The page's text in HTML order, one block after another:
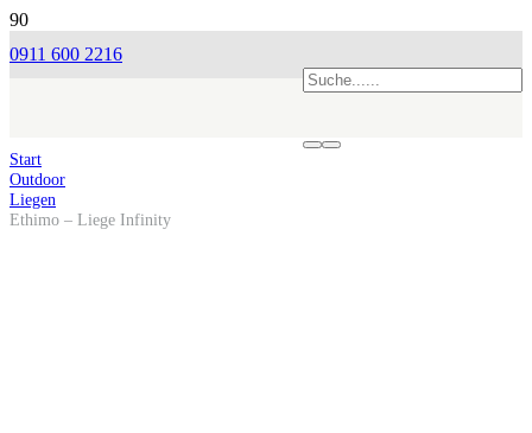
0911 600 2216
Start
Outdoor
Liegen
Ethimo – Liege Infinity